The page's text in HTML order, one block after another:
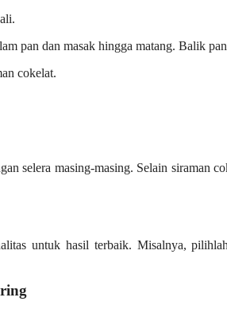
pan dan masak hingga matang. Balik
cokelat.
selera masing-masing. Selain siraman
untuk hasil terbaik. Misalnya,